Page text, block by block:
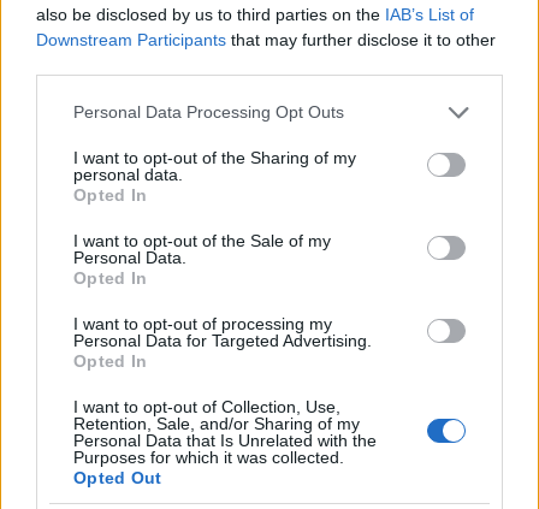
also be disclosed by us to third parties on the IAB’s List of
Downstream Participants that may further disclose it to other
Please note that this website/app uses one or more Google
not limited to your visit or usage behaviour. You may click to
grant or deny consent to Google and its third-party tags to
use your data for below specified purposes in below Google
consent section.
Personal Data Processing Opt Outs
I want to opt-out of the Sharing of my
personal data.
Opted In
I want to opt-out of the Sale of my
Personal Data.
Opted In
I want to opt-out of processing my
Personal Data for Targeted Advertising.
Opted In
I want to opt-out of Collection, Use,
Retention, Sale, and/or Sharing of my
Personal Data that Is Unrelated with the
Purposes for which it was collected.
Opted Out
Continua a leggere